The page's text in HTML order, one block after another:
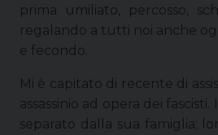
prima umiliato, percosso,
regalando a tutti noi anche
e fecondo.
Mi è capitato di recente di
assassinio ad opera dei
separato dalla sua famiglia;